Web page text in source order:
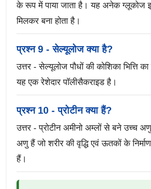
के रूप में पाया जाता है। यह अनेक ग्लूकोज
मिलकर बना होता है।
प्रश्न 9 - सेल्यूलोज क्या है?
उत्तर - सेल्यूलोज पौधों की कोशिका भित्ति
यह एक रेशेदार पॉलीसैकराइड है।
प्रश्न 10 - प्रोटीन क्या हैं?
उत्तर - प्रोटीन अमीनो अम्लों से बने उच्च
अणु हैं जो शरीर की वृद्धि एवं ऊतकों के
हैं।